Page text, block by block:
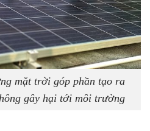
mặt trời góp phần tạo ra
gây hại tới môi trường